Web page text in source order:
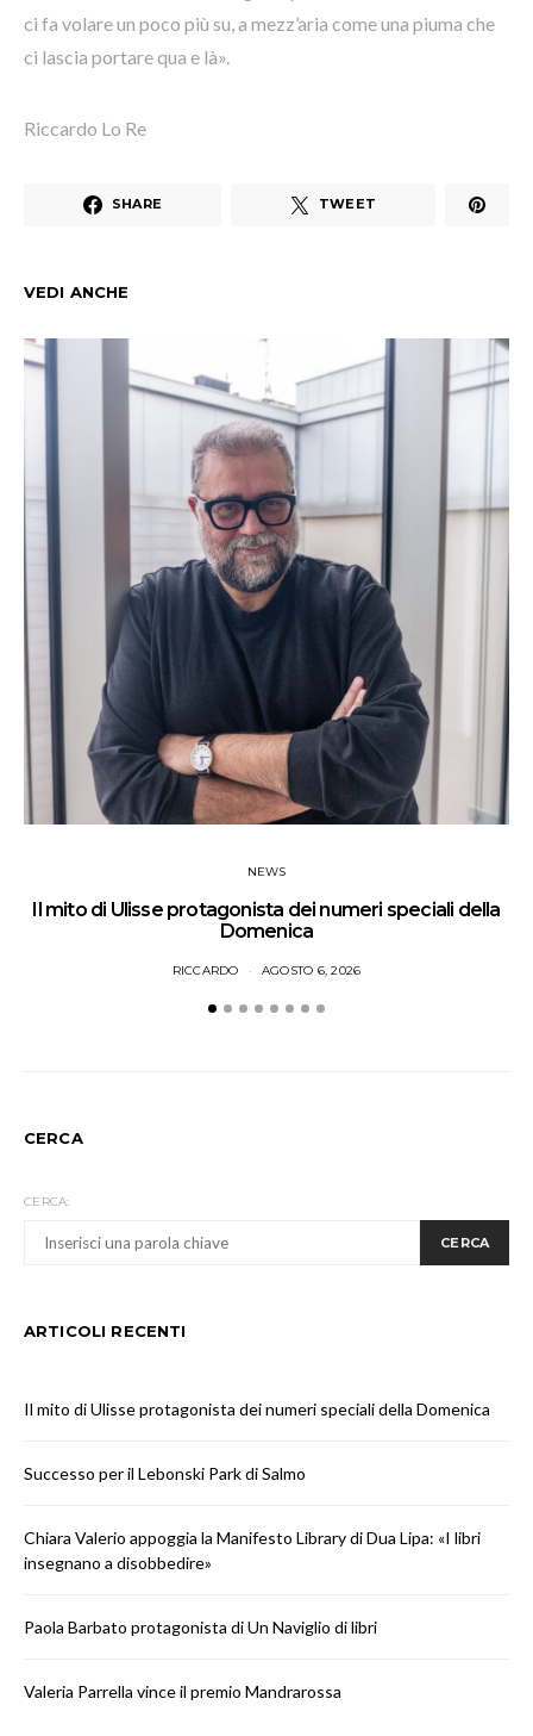
ci fa volare un poco più su, a mezz’aria come una piuma che
ci lascia portare qua e là».
Riccardo Lo Re
SHARE TWEET
VEDI ANCHE
NEWS
Il mito di Ulisse protagonista dei numeri speciali della
Domenica
RICCARDO AGOSTO 6, 2026
CERCA
CERCA:
CERCA
ARTICOLI RECENTI
Il mito di Ulisse protagonista dei numeri speciali della Domenica
Successo per il Lebonski Park di Salmo
Chiara Valerio appoggia la Manifesto Library di Dua Lipa: «I libri
insegnano a disobbedire»
Paola Barbato protagonista di Un Naviglio di libri
Valeria Parrella vince il premio Mandrarossa